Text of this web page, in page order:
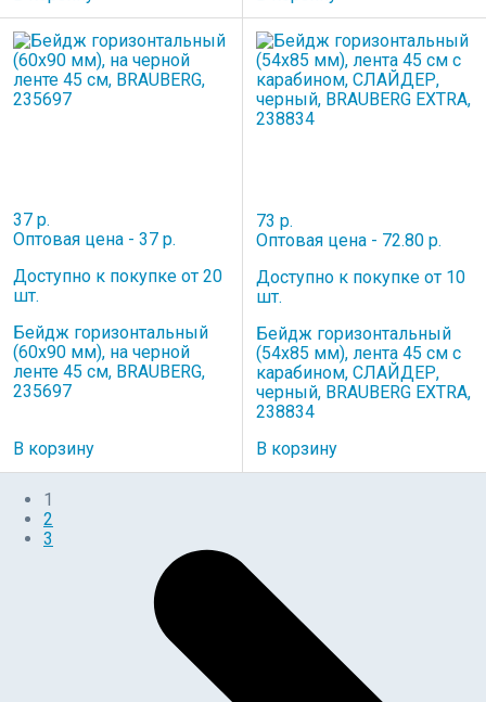
37 р.
Оптовая цена - 37 р.
Доступно к покупке от 20
шт.
Бейдж горизонтальный
(60х90 мм), на черной
ленте 45 см, BRAUBERG,
235697
В корзину
73 р.
Оптовая цена - 72.80 р.
Доступно к покупке от 10
шт.
Бейдж горизонтальный
(54х85 мм), лента 45 см с
карабином, СЛАЙДЕР,
черный, BRAUBERG EXTRA,
238834
В корзину
1
2
3